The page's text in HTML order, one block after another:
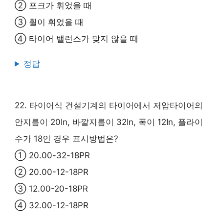
② 포크가 휘었을 때
③ 휠이 휘었을 때
④ 타이어 밸런스가 맞지 않을 때
정답
22. 타이어식 건설기계의 타이어에서 저압타이어의
안지름이 20In, 바깥지름이 32In, 폭이 12In, 플라이
수가 18인 경우 표시방법은?
① 20.00-32-18PR
② 20.00-12-18PR
③ 12.00-20-18PR
④ 32.00-12-18PR